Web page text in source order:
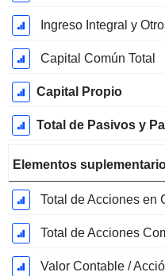
Ingreso Integral y
Capital Común Total
Capital Propio
Total de Pasivos y
Elementos
Total de Acciones
Valor Contable /